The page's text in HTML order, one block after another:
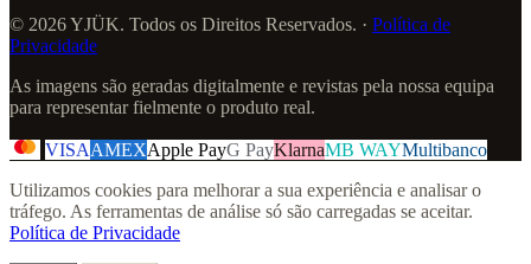
© 2026 YJÜK. Todos os Direitos Reservados. · Política de
Privacidade
As imagens são geradas digitalmente e revistas pela nossa equipa
para representar fielmente o produto real.
VISAAMEXApple PayG PayKlarnaMB WAYMultibanco
Utilizamos cookies para melhorar a sua experiência e analisar o
tráfego. As ferramentas de análise só são carregadas se aceitar.
Política de Privacidade